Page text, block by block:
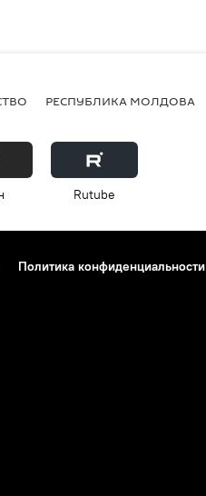
РЕСПУБЛИКА МОЛДОВА
Rutube
Политика конфиденциальности